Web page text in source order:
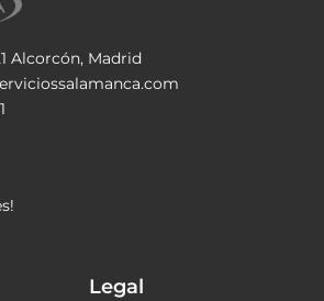
Alcorcón, Madrid
Legal